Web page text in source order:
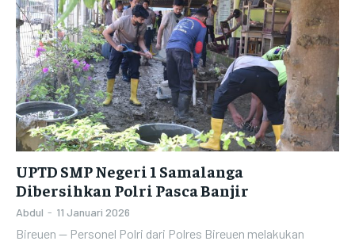
UPTD SMP Negeri 1 Samalanga
Dibersihkan Polri Pasca Banjir
Abdul - 11 Januari 2026
Bireuen — Personel Polri dari Polres Bireuen melakukan